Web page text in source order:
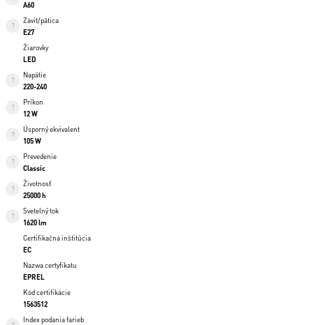
A60
Závit/pätica
E27
Žiarovky
LED
Napätie
220-240
Príkon
12 W
Úsporný ekvivalent
105 W
Prevedenie
Classic
Životnosť
25000 h
Svetelný tok
1620 lm
Certifikačná inštitúcia
EC
Nazwa certyfikatu
EPREL
Kód certifikácie
1563512
Index podania farieb